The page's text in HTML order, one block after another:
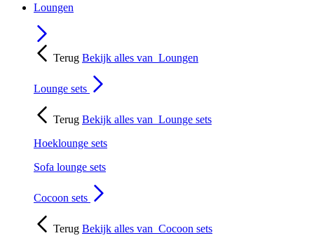
Loungen
Terug Bekijk alles van Loungen
Lounge sets
Terug Bekijk alles van Lounge sets
Hoeklounge sets
Sofa lounge sets
Cocoon sets
Terug Bekijk alles van Cocoon sets